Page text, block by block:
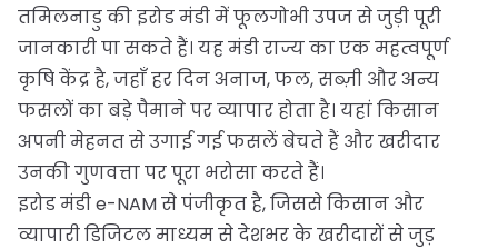
तमिलनाडु की इरोड मंडी में फूलगोभी उपज से जुड़ी पूरी
जानकारी पा सकते हैं। यह मंडी राज्य का एक महत्वपूर्ण
कृषि केंद्र है, जहाँ हर दिन अनाज, फल, सब्ज़ी और अन्य
फसलों का बड़े पैमाने पर व्यापार होता है। यहां किसान
अपनी मेहनत से उगाई गई फसलें बेचते हैं और खरीदार
उनकी गुणवत्ता पर पूरा भरोसा करते हैं।
इरोड मंडी e-NAM से पंजीकृत है, जिससे किसान और
व्यापारी डिजिटल माध्यम से देशभर के खरीदारों से जुड़